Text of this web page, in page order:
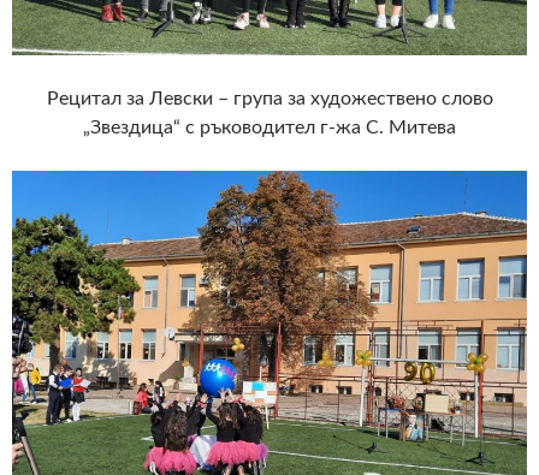
Рецитал за Левски – група за художествено слово
„Звездица“ с ръководител г-жа С. Митева